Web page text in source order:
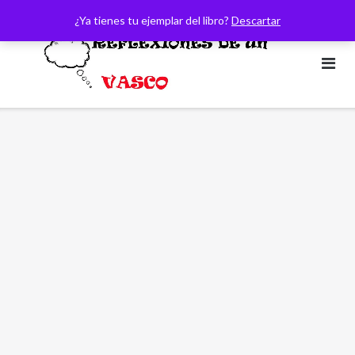
¿Ya tienes tu ejemplar del libro? Descartar
contenido